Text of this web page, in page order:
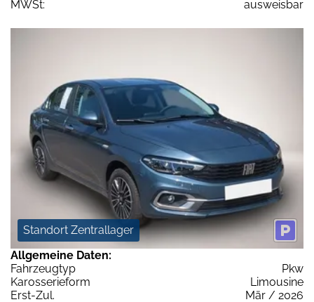
MWSt:
ausweisbar
Standort Zentrallager
Allgemeine Daten:
Fahrzeugtyp
Pkw
Karosserieform
Limousine
Erst-Zul.
Mär / 2026